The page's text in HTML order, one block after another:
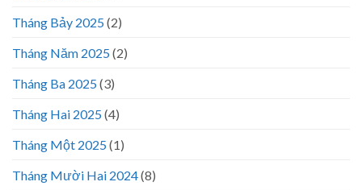
Tháng Bảy 2025(2)
Tháng Năm 2025(2)
Tháng Ba 2025(3)
Tháng Hai 2025(4)
Tháng Một 2025(1)
Tháng Mười Hai 2024(8)